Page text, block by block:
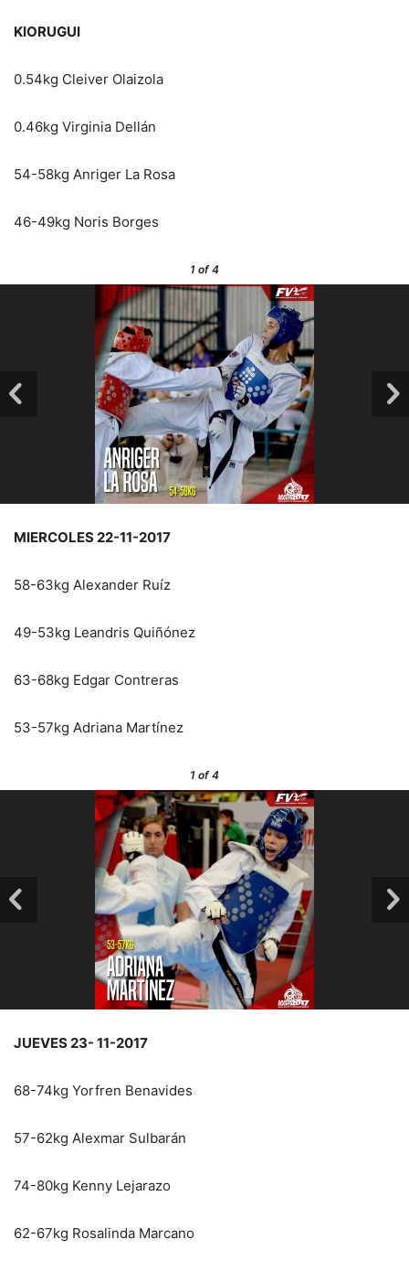
KIORUGUI
0.54kg Cleiver Olaizola
0.46kg Virginia Dellán
54-58kg Anriger La Rosa
46-49kg Noris Borges
1 of 4
MIERCOLES 22-11-2017
58-63kg Alexander Ruíz
49-53kg Leandris Quiñónez
63-68kg Edgar Contreras
53-57kg Adriana Martínez
1 of 4
JUEVES 23- 11-2017
68-74kg Yorfren Benavides
57-62kg Alexmar Sulbarán
74-80kg Kenny Lejarazo
62-67kg Rosalinda Marcano